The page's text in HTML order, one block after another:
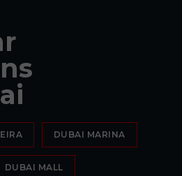
DUBAI MALL
DUBAI MARINA